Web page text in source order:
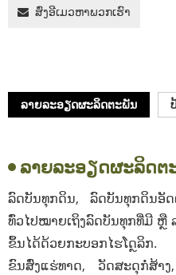
ສົ່ງອີເມວຫາພວກເຮົາ
ລາຍລະອຽດຜະລິດຕະພັນ
ລາຍລະອຽດຜະລິດຕ
ລົດບັນທຸກດິນ, ລົດບັນທຸກດິນອັ
ທົ່ວໄປໝາຍເຖິງລົດບັນທຸກທີ່ມີ ຫຼື
ຂຶ້ນໄດ້ດ້ວຍກະບອກໄຮໂດຼລິກ.
ຂົນສົ່ງແຮ່ທາດ, ວັດສະດຸກໍ່ສ້າ